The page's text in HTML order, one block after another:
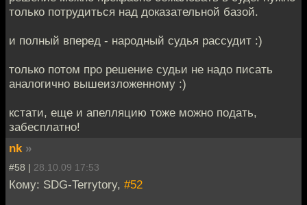
только потрудиться над доказательной базой.
и полный вперед - народный судья рассудит :)
только потом про решение судьи не надо писать
аналогично вышеизложенному :)
кстати, еще и апелляцию тоже можно подать,
забесплатно!
nk »
#58 | 28.10.09 17:53
Кому: SDG-Terrytory, #52